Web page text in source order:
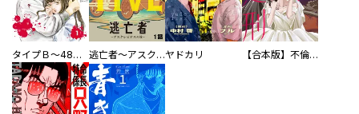
タイプＢ～48時間後、致死率100％～【単話】 逃亡者～アスクレピオスの杖～ヤドカリ 【合本版】不倫処刑